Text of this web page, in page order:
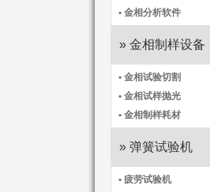
• 金相分析软件
» 金相制样设备
• 金相试验切割
• 金相试样抛光
• 金相制样耗材
» 弹簧试验机
• 疲劳试验机